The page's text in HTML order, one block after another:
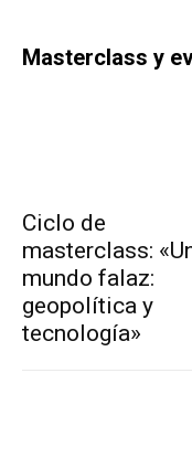
Masterclass y
Ciclo de
masterclass:
mundo falaz:
geopolítica y
tecnología»